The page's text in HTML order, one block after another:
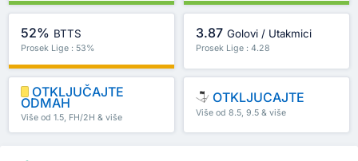
52% BTTS
Prosek Lige : 53%
3.87 Golovi / Utakmici
Prosek Lige : 4.28
OTKLJUČAJTE
ODMAH
Više od 1.5, FH/2H & više
OTKLJUCAJTE
Više od 8.5, 9.5 & više